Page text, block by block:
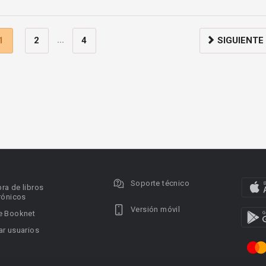
2 ... 4 SIGUIENTE
de libros
Booknet
usuarios
Soporte técnico
Versión móvil